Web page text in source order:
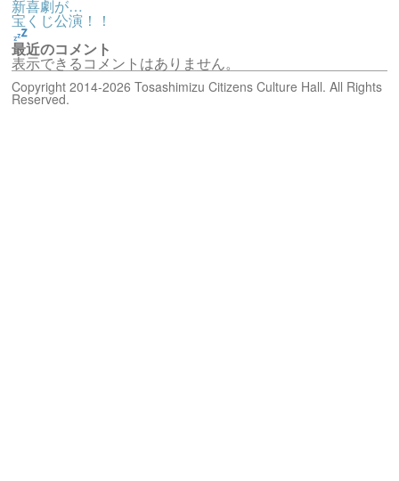
新喜劇が…
宝くじ公演！！
最近のコメント
表示できるコメントはありません。
Copyright 2014-2026 Tosashimizu Citizens Culture Hall. All Rights
Reserved.